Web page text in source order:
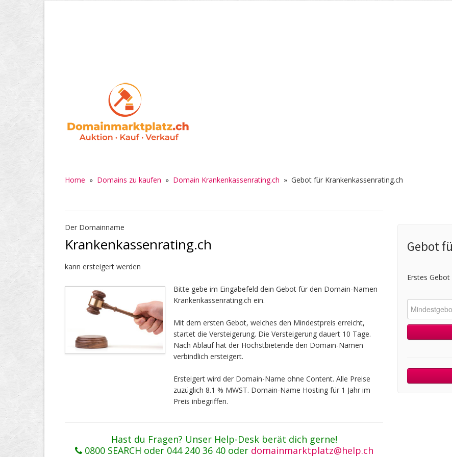
Home » Domains zu kaufen » Domain Krankenkassenrating.ch » Gebot für Krankenkassenrating.ch
Der Domainname
Krankenkassenrating.ch
kann ersteigert werden
Bitte gebe im Eingabefeld dein Gebot für den Domain-Namen
Krankenkassenrating.ch ein.
Mit dem ersten Gebot, welches den Mindestpreis erreicht,
startet die Versteigerung. Die Versteigerung dauert 10 Tage.
Nach Ablauf hat der Höchstbietende den Domain-Namen
verbindlich ersteigert.
Ersteigert wird der Domain-Name ohne Content. Alle Preise
zuzüglich 8.1 % MWST. Domain-Name Hosting für 1 Jahr im
Preis inbegriffen.
Hast du Fragen? Unser Help-Desk berät dich gerne!
0800 SEARCH oder 044 240 36 40 oder domainmarktplatz@help.ch
Gebot
Erstes Gebot